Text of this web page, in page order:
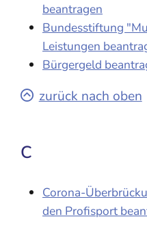
beantragen
Bundesstiftung
Leistungen
Bürgergeld
zurück nach oben
C
Corona-
den Profisport